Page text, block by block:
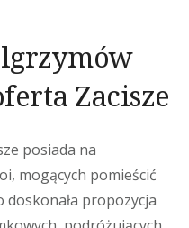
Zacisze
posiada na
mogących pomieścić
propozycja